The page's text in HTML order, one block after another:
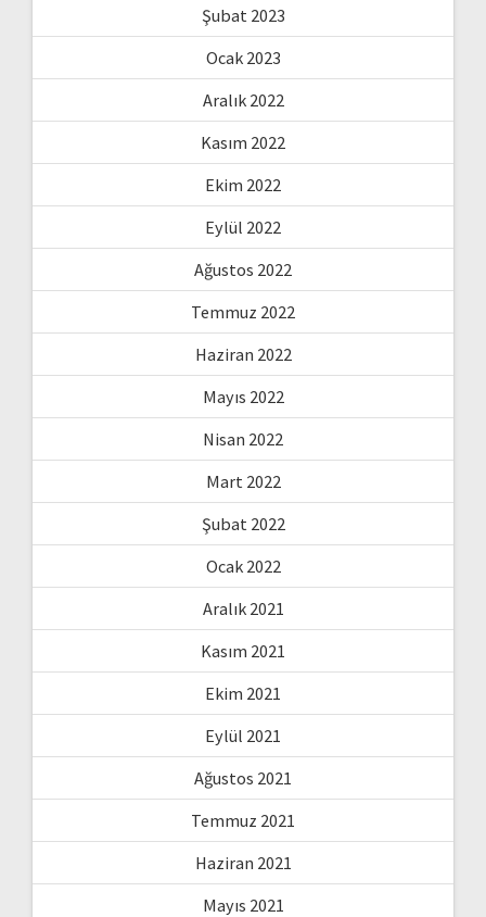
Şubat 2023
Ocak 2023
Aralık 2022
Kasım 2022
Ekim 2022
Eylül 2022
Ağustos 2022
Temmuz 2022
Haziran 2022
Mayıs 2022
Nisan 2022
Mart 2022
Şubat 2022
Ocak 2022
Aralık 2021
Kasım 2021
Ekim 2021
Eylül 2021
Ağustos 2021
Temmuz 2021
Haziran 2021
Mayıs 2021